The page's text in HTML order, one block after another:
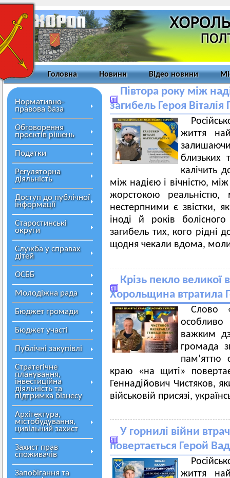
Головна Новини Відео новини
Нормативно-
правова база
Обговорення
проєктів рішень
Податки
Регуляторна
діяльність
Доступ до публічної
інформації
Старостинські
округи
Служба у справах
дітей
ОСББ
Молодіжна рада
Бюджет громади
Бюджет участі
Публічні закупівлі
Стратегічне
планування,
інвестиційна
діяльність та
підтримка бізнесу
Архітектура,
містобудування,
цивільний захист
Захист прав
споживачів
Запобігання та
Півтора року між
загибель Героя Віталія
життя
близьких
калічить
між надією і вічністю,
жорстокою
нестерпними є звістки,
іноді й років
загибель тих, кого рідні
щодня чекали вдома,
Крізь пекло великої
Хорольщина втратила
Слово
особливо
важким
громада
пам’яттю
краю «на щиті»
Геннадійович Чистяков,
військовій присязі,
У горнилі війни
повертається Герой
життя